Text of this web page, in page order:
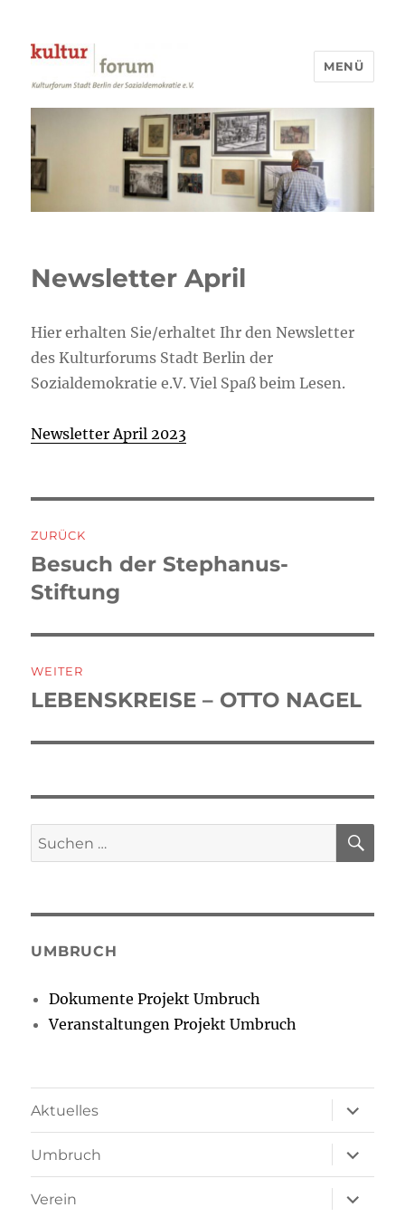
Kulturforum Stadt Berlin
MENÜ
Newsletter April
Hier erhalten Sie/erhaltet Ihr den Newsletter
des Kulturforums Stadt Berlin der
Sozialdemokratie e.V. Viel Spaß beim Lesen.
Newsletter April 2023
ZURÜCK
Vorheriger
Beitrag:
Besuch der Stephanus-
Stiftung
WEITER
Nächster
LEBENSKREISE – OTTO NAGEL
Suchen
nach:
UMBRUCH
Dokumente Projekt Umbruch
Veranstaltungen Projekt Umbruch
Aktuelles
öffnen
Umbruch
öffnen
Verein
öffnen